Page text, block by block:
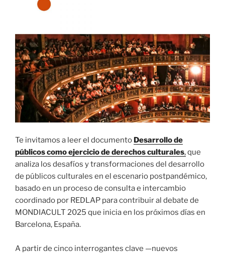
Te invitamos a leer el documento Desarrollo de
públicos como ejercicio de derechos culturales,que
analiza los desafíos y transformaciones del desarrollo
de públicos culturales en el escenario postpandémico,
basado en un proceso de consulta e intercambio
coordinado por REDLAP para contribuir al debate de
MONDIACULT 2025 que inicia en los próximos días en
Barcelona, España.
A partir de cinco interrogantes clave —nuevos